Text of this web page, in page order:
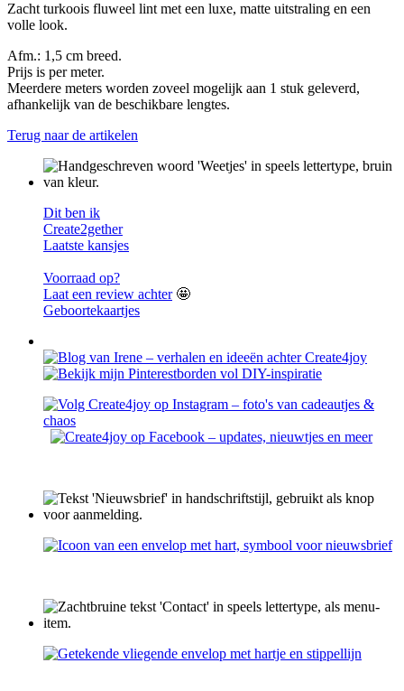
Zacht turkoois fluweel lint met een luxe, matte uitstraling en een
volle look.
Afm.: 1,5 cm breed.
Prijs is per meter.
Meerdere meters worden zoveel mogelijk aan 1 stuk geleverd,
afhankelijk van de beschikbare lengtes.
Terug naar de artikelen
Dit ben ik
Create2gether
Laatste kansjes
Voorraad op?
Laat een review achter🤩
Geboortekaartjes